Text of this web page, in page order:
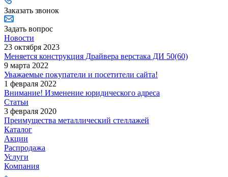
Заказать звонок
Задать вопрос
Новости
23 октября 2023
Меняется конструкция Драйвера верстака ДИ 50(60)
9 марта 2022
Уважаемые покупатели и посетители сайта!
1 февраля 2022
Внимание! Изменение юридического адреса
Статьи
3 февраля 2020
Преимущества металлический стеллажей
Каталог
Акции
Распродажа
Услуги
Компания